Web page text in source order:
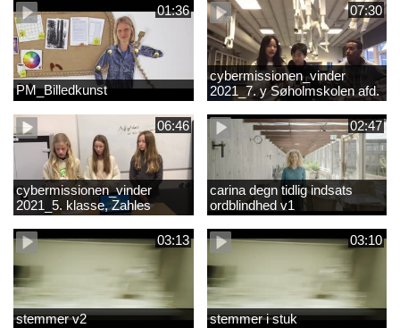
01:36
PM_Billedkunst
07:30
cybermissionen_vinder
2021_7. y Søholmskolen afd.
toftevang
06:46
cybermissionen_vinder
2021_5. klasse, Zahles
gymnasieskole.mp4
02:47
carina degn tidlig indsats
ordblindhed v1
03:13
stemmer v2
03:10
stemmer i stuk